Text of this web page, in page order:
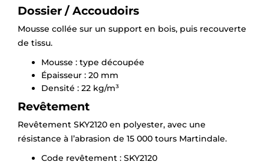
Dossier / Accoudoirs
Mousse collée sur un support en bois, puis recouverte
de tissu.
Mousse : type découpée
Épaisseur : 20 mm
Densité : 22 kg/m³
Revêtement
Revêtement SKY2120 en polyester, avec une
résistance à l’abrasion de 15 000 tours Martindale.
Code revêtement : SKY2120